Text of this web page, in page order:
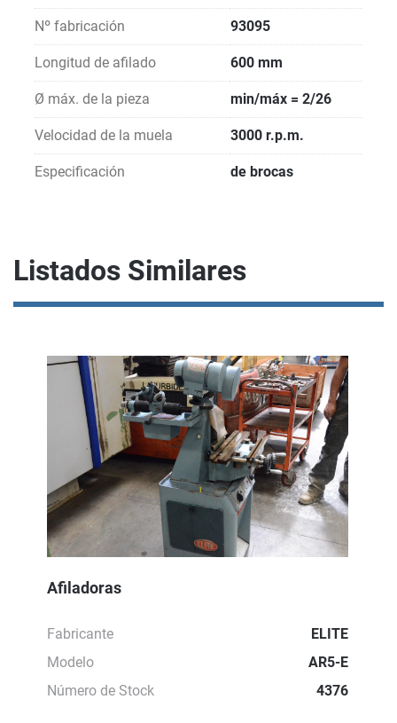
Nº fabricación 93095
Longitud de afilado 600 mm
Ø máx. de la pieza min/máx = 2/26
Velocidad de la muela 3000 r.p.m.
Especificación de brocas
Listados Similares
Afiladoras
Fabricante
ELITE
Modelo
AR5-E
Número de Stock
4376